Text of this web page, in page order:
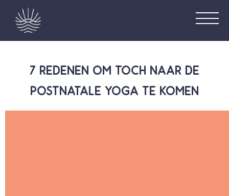
7 REDENEN OM TOCH NAAR DE
POSTNATALE YOGA TE KOMEN